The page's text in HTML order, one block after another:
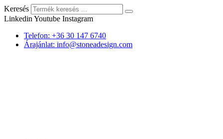
Keresés
Linkedin Youtube Instagram
Telefon: +36 30 147 6740
Árajánlat: info@stoneadesign.com